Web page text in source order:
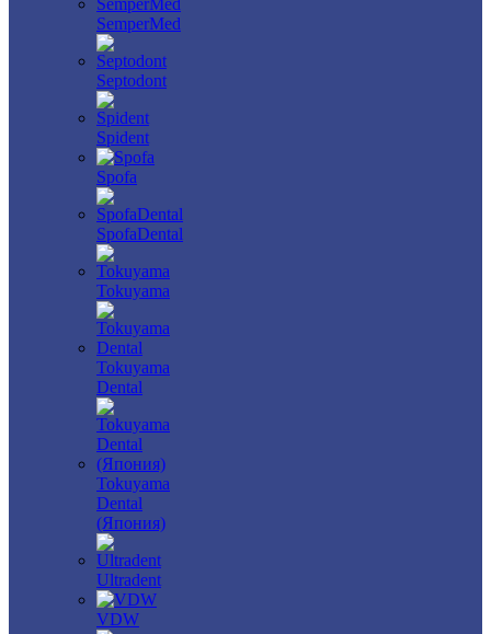
SemperMed
Septodont
Spident
Spofa
SpofaDental
Tokuyama
Tokuyama
Dental
Tokuyama
Dental
(Япония)
Ultradent
VDW